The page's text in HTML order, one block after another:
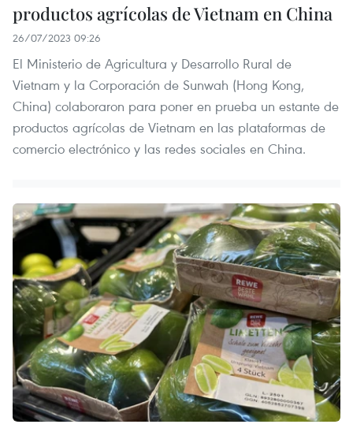
productos agrícolas de Vietnam en China
26/07/2023 09:26
El Ministerio de Agricultura y Desarrollo Rural de
Vietnam y la Corporación de Sunwah (Hong Kong,
China) colaboraron para poner en prueba un estante de
productos agrícolas de Vietnam en las plataformas de
comercio electrónico y las redes sociales en China.